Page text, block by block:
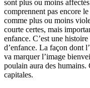
sont plus ou moins
comprennent pas encore
comme plus ou moins
courte certes, mais
enfance. C’est une
d’enfance. La façon dont
va marquer l’image
poulain aura des humains.
capitales.